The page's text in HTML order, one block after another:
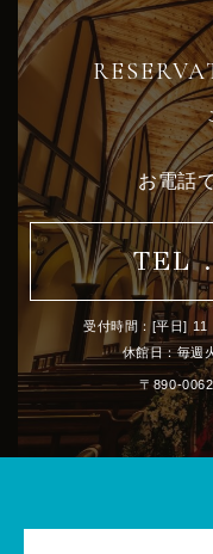
お電話
TEL
受付時間：[平日] 11
休館日：毎週
〒890-